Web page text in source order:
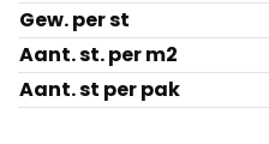
Gew. per st
Aant. st. per m2
Aant. st per pak